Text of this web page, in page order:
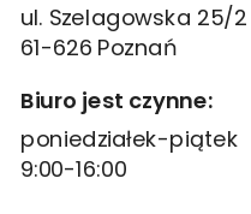
ul. Szelagowska 25/2
61-626 Poznań
Biuro jest czynne:
poniedziałek-piątek
9:00-16:00